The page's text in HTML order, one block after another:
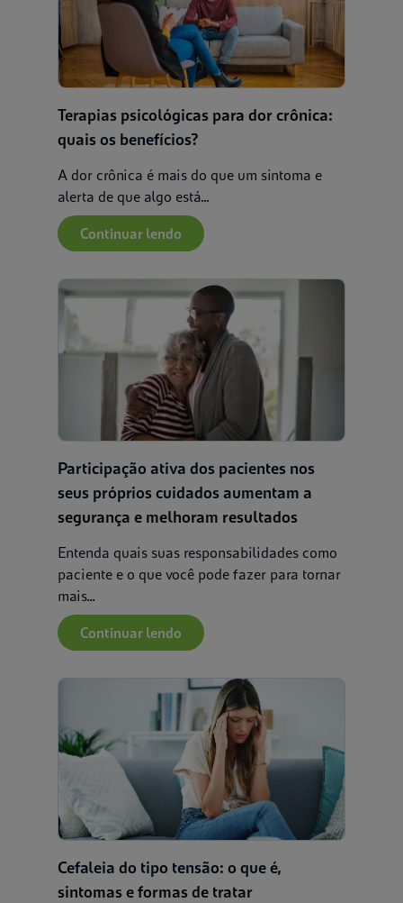
Terapias psicológicas para dor crônica:
quais os benefícios?
A dor crônica é mais do que um sintoma e
alerta de que algo está...
Continuar lendo
Participação ativa dos pacientes nos
seus próprios cuidados aumentam a
segurança e melhoram resultados
Entenda quais suas responsabilidades como
paciente e o que você pode fazer para tornar
mais...
Continuar lendo
Cefaleia do tipo tensão: o que é,
sintomas e formas de tratar